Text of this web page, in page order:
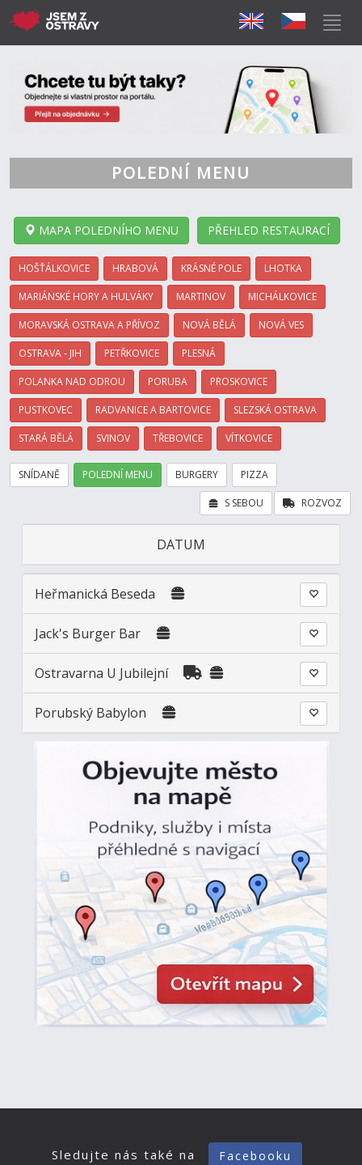
POLEDNÍ MENU
MAPA POLEDNÍHO MENU PŘEHLED RESTAURACÍ
HOŠŤÁLKOVICE HRABOVÁ KRÁSNÉ POLE LHOTKA
MARIÁNSKÉ HORY A HULVÁKY MARTINOV MICHÁLKOVICE
MORAVSKÁ OSTRAVA A PŘÍVOZ NOVÁ BĚLÁ NOVÁ VES
OSTRAVA - JIH PETŘKOVICE PLESNÁ
POLANKA NAD ODROU PORUBA PROSKOVICE
PUSTKOVEC RADVANICE A BARTOVICE SLEZSKÁ OSTRAVA
STARÁ BĚLÁ SVINOV TŘEBOVICE VÍTKOVICE
SNÍDANĚ POLEDNÍ MENU BURGERY PIZZA
ROZVOZ
S SEBOU
DATUM
Heřmanická Beseda
Jack's Burger Bar
Ostravarna U Jubilejní
Porubský Babylon
Sledujte nás také na Facebooku